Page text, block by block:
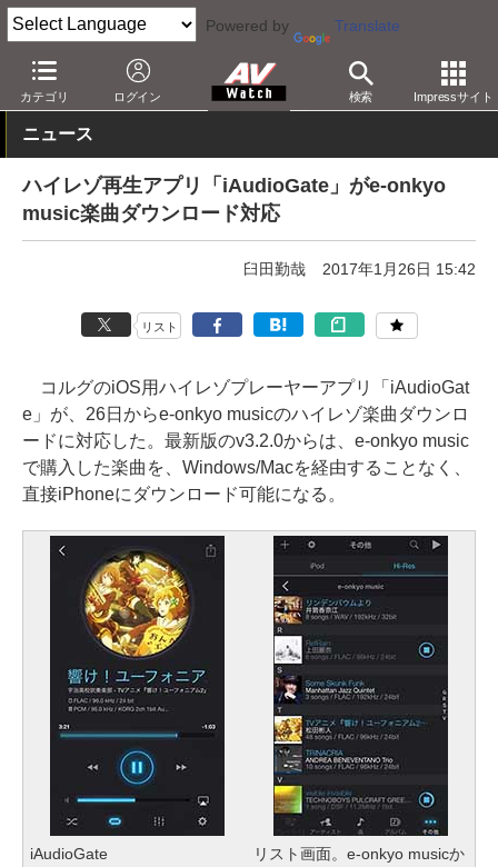
Powered by Translate
カテゴリ ログイン 検索 Impressサイト
AV Watch 製品 アプリ/ソフトウェア
ニュース
ハイレゾ再生アプリ「iAudioGate」がe-onkyo
music楽曲ダウンロード対応
臼田勤哉 2017年1月26日 15:42
リスト
コルグのiOS用ハイレゾプレーヤーアプリ「iAudioGat
e」が、26日からe-onkyo musicのハイレゾ楽曲ダウンロ
ードに対応した。最新版のv3.2.0からは、e-onkyo music
で購入した楽曲を、Windows/Macを経由することなく、
直接iPhoneにダウンロード可能になる。
iAudioGate
リスト画面。e-onkyo musicか